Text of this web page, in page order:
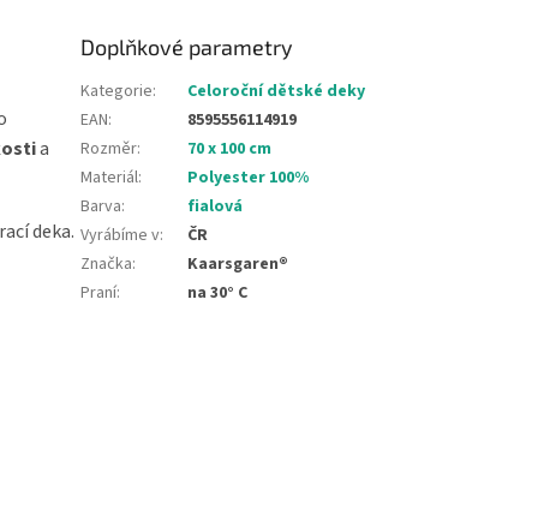
a
deka.
Doplňkové parametry
Kategorie:
Celoroční dětské deky
EAN:
8595556114919
Rozměr:
70 x 100 cm
Materiál:
Polyester 100%
Barva:
fialová
Vyrábíme v:
ČR
Značka:
Kaarsgaren®
Praní: na 30° C